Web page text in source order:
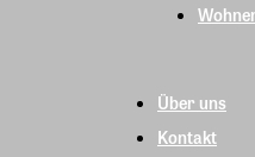
Über uns
Kontakt